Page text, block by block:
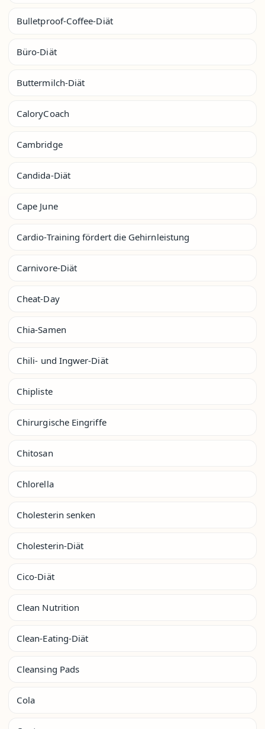
Bulletproof-Coffee-Diät
Büro-Diät
Buttermilch-Diät
CaloryCoach
Cambridge
Candida-Diät
Cape June
Cardio-Training fördert die Gehirnleistung
Carnivore-Diät
Cheat-Day
Chia-Samen
Chili- und Ingwer-Diät
Chipliste
Chirurgische Eingriffe
Chitosan
Chlorella
Cholesterin senken
Cholesterin-Diät
Cico-Diät
Clean Nutrition
Clean-Eating-Diät
Cleansing Pads
Cola